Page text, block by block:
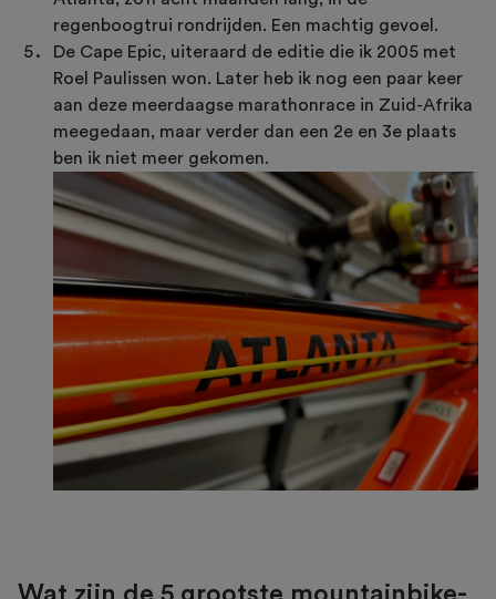
regenboogtrui rondrijden. Een machtig gevoel.
De Cape Epic, uiteraard de editie die ik 2005 met
Roel Paulissen won. Later heb ik nog een paar keer
aan deze meerdaagse marathonrace in Zuid-Afrika
meegedaan, maar verder dan een 2e en 3e plaats
ben ik niet meer gekomen.